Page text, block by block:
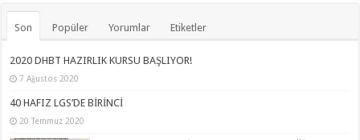
Son Popüler Yorumlar Etiketler
2020 DHBT HAZIRLIK KURSU BAŞLIYOR!
7 Ağustos 2020
40 HAFIZ LGS’DE BİRİNCİ
20 Temmuz 2020